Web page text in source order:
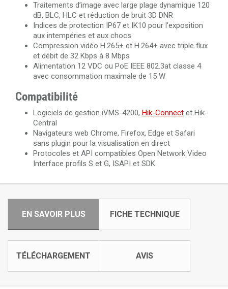
Traitements d’image avec large plage dynamique 120
dB, BLC, HLC et réduction de bruit 3D DNR
Indices de protection IP67 et IK10 pour l’exposition
aux intempéries et aux chocs
Compression vidéo H.265+ et H.264+ avec triple flux
et débit de 32 Kbps à 8 Mbps
Alimentation 12 VDC ou PoE IEEE 802.3at classe 4
avec consommation maximale de 15 W
Compatibilité
Logiciels de gestion iVMS-4200, Hik-Connect et Hik-
Central
Navigateurs web Chrome, Firefox, Edge et Safari
sans plugin pour la visualisation en direct
Protocoles et API compatibles Open Network Video
Interface profils S et G, ISAPI et SDK
EN SAVOIR PLUS FICHE TECHNIQUE
TÉLÉCHARGEMENT AVIS